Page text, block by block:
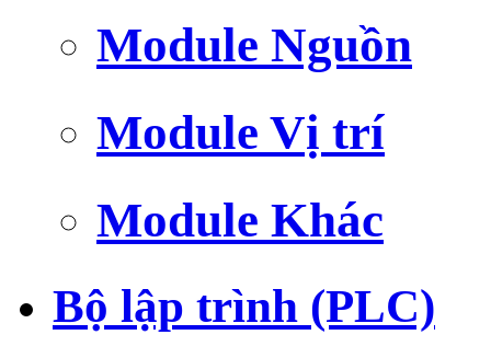
Module Nguồn
Module Vị trí
Module Khác
Bộ lập trình (PLC)